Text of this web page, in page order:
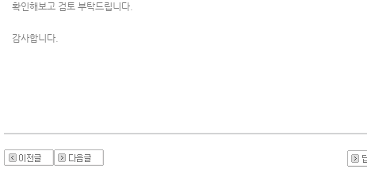
확인해보고 검토 부탁드립니다.
감사합니다.